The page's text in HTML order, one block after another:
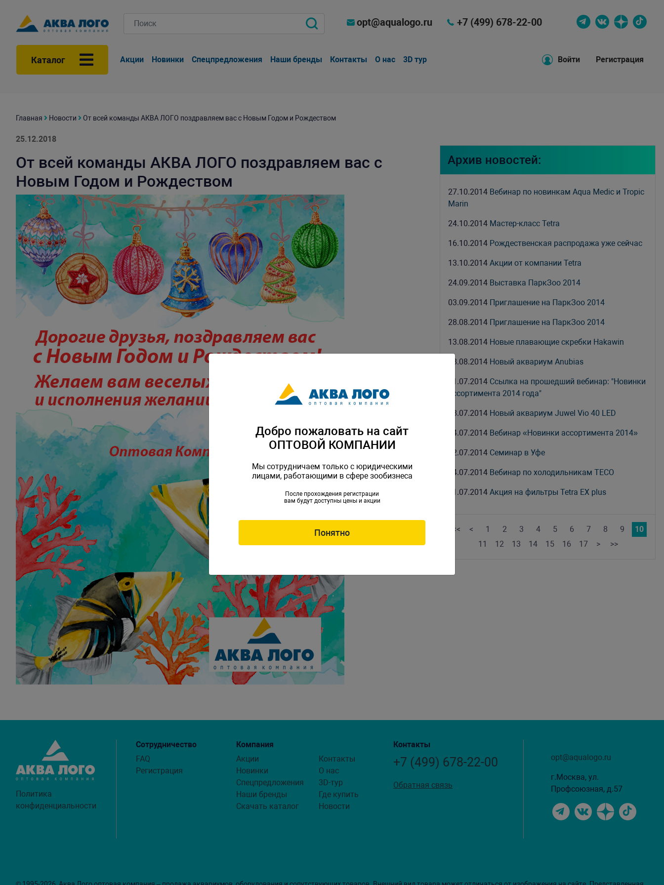
opt@aqualogo.ru +7 (499) 678-22-00
Каталог Акции Новинки Спецпредложения Наши бренды Контакты О нас 3D тур Войти Регистрация
Главная Новости От всей команды АКВА ЛОГО поздравляем вас с Новым Годом и Рождеством
25.12.2018
От всей команды АКВА ЛОГО поздравляем вас с
Новым Годом и Рождеством
Архив новостей:
27.10.2014 Вебинар по новинкам Aqua Medic и Tropic
Marin
24.10.2014 Мастер-класс Tetra
16.10.2014 Рождественская распродажа уже сейчас
13.10.2014Акции от компании Tetra
24.09.2014 Выставка ПаркЗоо 2014
03.09.2014 Приглашение на ПаркЗоо 2014
28.08.2014 Приглашение на ПаркЗоо 2014
13.08.2014 Новые плавающие скребки Hakawin
08.08.2014 Новый аквариум Anubias
31.07.2014 Ссылка на прошедший вебинар: "Новинки
ассортимента 2014 года"
28.07.2014 Новый аквариум Juwel Vio 40 LED
24.07.2014 Вебинар «Новинки ассортимента 2014»
22.07.2014 Семинар в Уфе
04.07.2014 Вебинар по холодильникам TECO
01.07.2014Акция на фильтры Tetra EX plus
<< < 1 2 3 4 5 6 7 8 9
10
11
12 13 14 15 16 17 > >>
Политика
конфиденциальности
Сотрудничество
FAQ
Регистрация
Компания
Акции
Новинки
Спецпредложения
Наши бренды
Скачать каталог
Контакты
О нас
3D-тур
Где купить
Новости
Контакты
+7 (499) 678-22-00
Обратная связь
opt@aqualogo.ru
г.Москва, ул.
Профсоюзная, д.57
Добро пожаловать на сайт
ОПТОВОЙ КОМПАНИИ
Мы сотрудничаем только с юридическими
лицами, работающими в сфере зообизнеса
После прохождения регистрации
вам будут доступны цены и акции
Понятно